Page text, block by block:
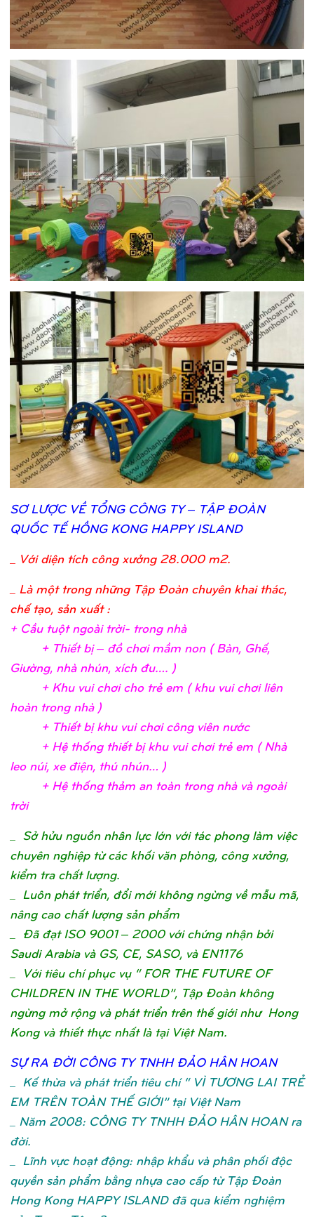
SƠLƯỢC VỀTỔNG CÔNG TY – TẬP ĐOÀN
QUỐC TẾHỒNG KONG HAPPY ISLAND
Với diện tích công xưởng 28.000 m2.
_ Là một trong những Tập Đoàn chuyên khai thác,
chế tạo, sản xuất :
+ Cầu tuột ngoài trời- trong nhà
+ Thiết bị– đồchơi mầm non ( Bàn, Ghế,
Giường, nhà nhún, xích đu…. )
+ Khu vui chơi cho trẻem ( khu vui chơi liên
hoàn trong nhà )
+ Thiết bịkhu vui chơi công viên nước
+ Hệthống thiết bịkhu vui chơi trẻem ( Nhà
leo núi, xe điện, thú nhún… )
+ Hệthống thảm an toàn trong nhà và ngoài
trời
Sở hửu nguồn nhân lực lớn với tác phong làm việc
chuyên nghiệp từ các khối văn phòng, công xưởng,
kiểm tra chất lượng.
_ Luôn phát triển, đổi mới không ngừng về mẫu mã,
nâng cao chất lượng sản phẩm
_ Đã đạt ISO 9001 – 2000 với chứng nhận bởi
Saudi Arabia và GS, CE, SASO, và EN1176
_ Với tiêu chí phục vụ “ FOR THE FUTURE OF
CHILDREN IN THE WORLD”, Tập Đoàn không
ngừng mở rộng và phát triển trên thế giới như Hong
Kong và thiết thực nhất là tại Việt Nam.
SỰRA ĐỜI CÔNG TY TNHH ĐẢO HÂN HOAN
Kế thừa và phát triển tiêu chí “ VÌ TƯƠNG LAI TRẺ
EM TRÊN TOÀN THẾ GIỚI” tại Việt Nam
_ Năm 2008: CÔNG TY TNHH ĐẢO HÂN HOAN ra
đời.
_ Lĩnh vực hoạt động: nhập khẩu và phân phối độc
quyền sản phẩm bằng nhựa cao cấp từ Tập Đoàn
Hong Kong HAPPY ISLAND đã qua kiểm nghiệm